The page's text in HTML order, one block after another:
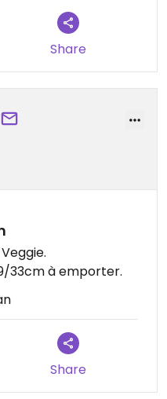
Share
33cm à emporter.
Share